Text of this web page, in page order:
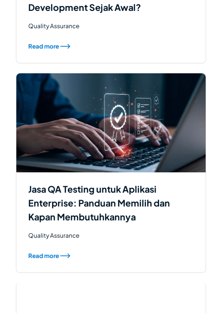
Development Sejak Awal?
Quality Assurance
Read more
Jasa QA Testing untuk Aplikasi
Enterprise: Panduan Memilih dan
Kapan Membutuhkannya
Quality Assurance
Read more